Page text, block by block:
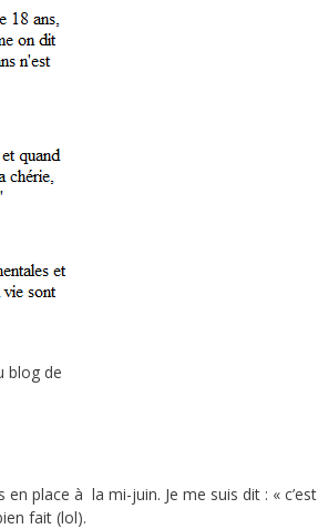
blog de
en place à la mi-juin. Je me suis dit : « c’est
fait (lol).